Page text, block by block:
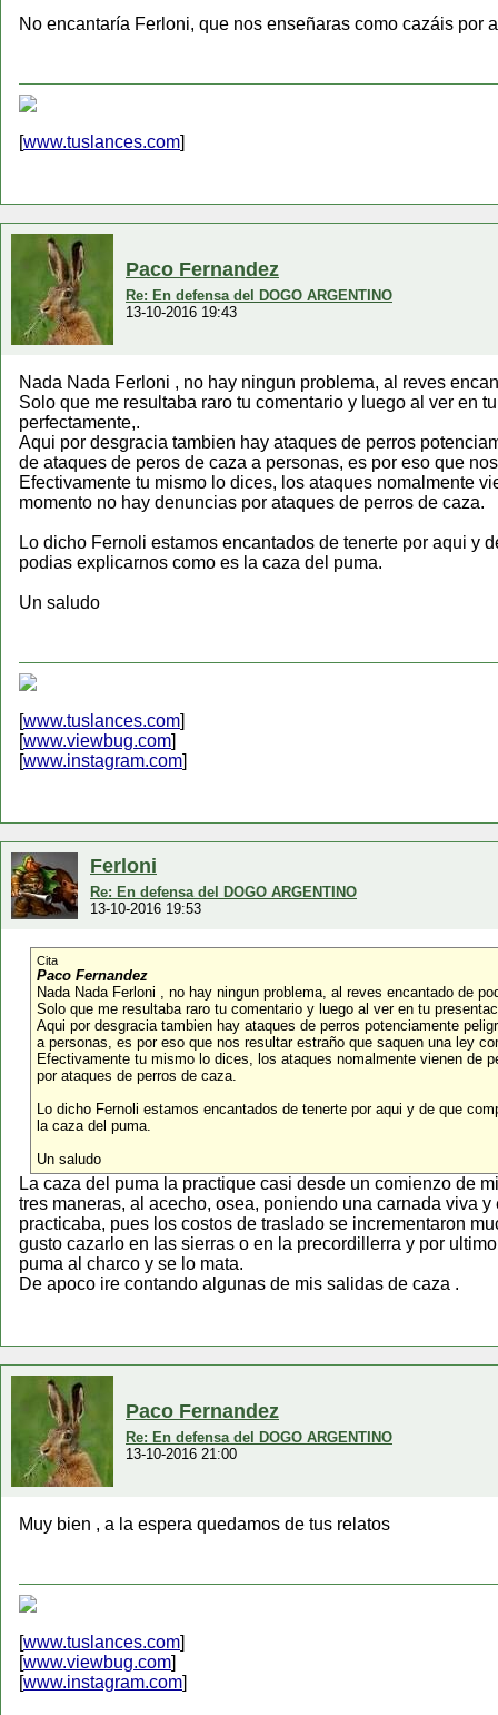
No encantaría Ferloni, que nos enseñaras como cazáis por
[www.tuslances.com]
Paco Fernandez
Re: En defensa del DOGO ARGENTINO
13-10-2016 19:43
Nada Nada Ferloni , no hay ningun problema, al reves
Solo que me resultaba raro tu comentario y luego al ver en
perfectamente,.
Aqui por desgracia tambien hay ataques de perros
de ataques de peros de caza a personas, es por eso que
Efectivamente tu mismo lo dices, los ataques nomalmente
momento no hay denuncias por ataques de perros de caza.
Lo dicho Fernoli estamos encantados de tenerte por aqui y
podias explicarnos como es la caza del puma.
Un saludo
[www.tuslances.com]
[www.viewbug.com]
[www.instagram.com]
Ferloni
Re: En defensa del DOGO ARGENTINO
13-10-2016 19:53
Cita
Paco Fernandez
Nada Nada Ferloni , no hay ningun problema, al reves encantado de
Solo que me resultaba raro tu comentario y luego al ver en tu
Aqui por desgracia tambien hay ataques de perros potenciamente
a personas, es por eso que nos resultar estraño que saquen una ley
Efectivamente tu mismo lo dices, los ataques nomalmente vienen de
por ataques de perros de caza.
Lo dicho Fernoli estamos encantados de tenerte por aqui y de que
la caza del puma.
Un saludo
La caza del puma la practique casi desde un comienzo de
tres maneras, al acecho, osea, poniendo una carnada viva
practicaba, pues los costos de traslado se incrementaron
gusto cazarlo en las sierras o en la precordillerra y por
puma al charco y se lo mata.
De apoco ire contando algunas de mis salidas de caza .
Paco Fernandez
Re: En defensa del DOGO ARGENTINO
13-10-2016 21:00
Muy bien , a la espera quedamos de tus relatos
[www.tuslances.com]
[www.viewbug.com]
[www.instagram.com]